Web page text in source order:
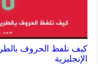
كيف نلفظ الحروف
الإنجليزية